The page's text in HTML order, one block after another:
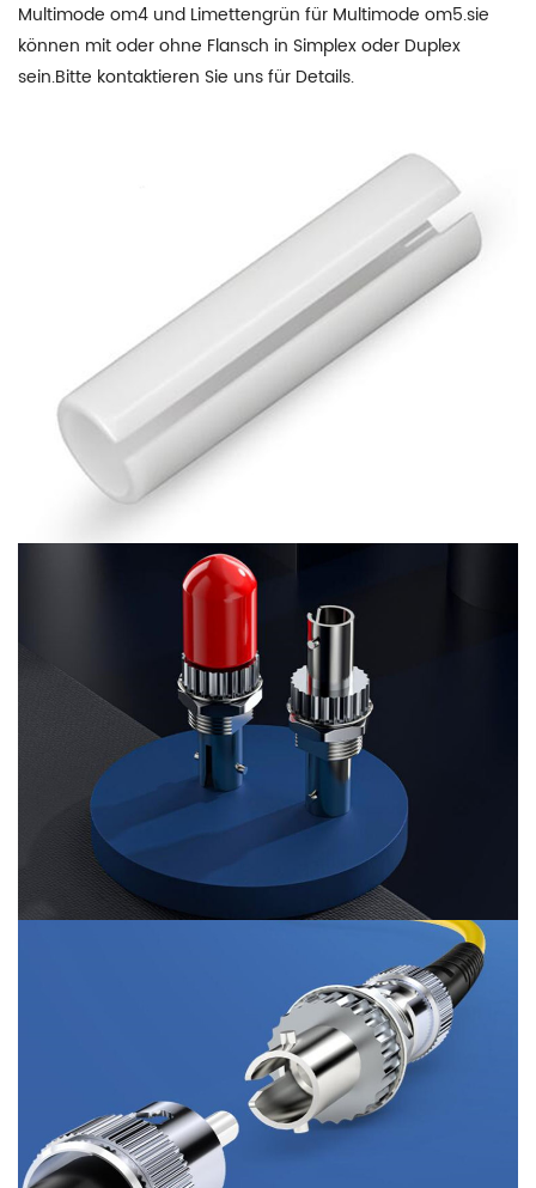
Multimode om4 und Limettengrün für Multimode om5.sie
können mit oder ohne Flansch in Simplex oder Duplex
sein.Bitte kontaktieren Sie uns für Details.